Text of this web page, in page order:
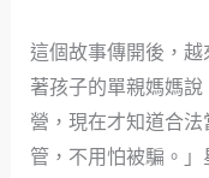
這個故事傳開後，
著孩子的單親媽媽
營，現在才知道合
管，不用怕被騙。